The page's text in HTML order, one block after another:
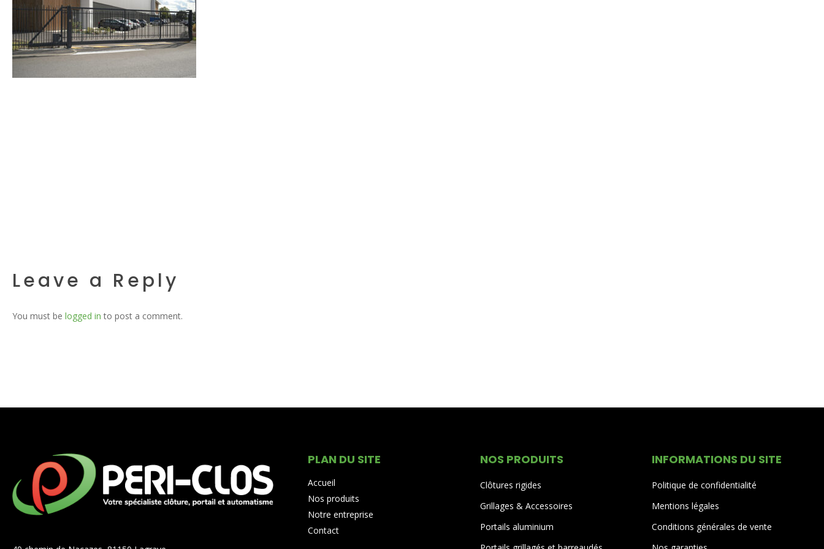
Leave a Reply
You must be logged in to post a comment.
PLAN DU SITE
Accueil
Nos produits
Notre entreprise
Contact
NOS PRODUITS
Clôtures rigides
Grillages & Accessoires
Portails aluminium
INFORMATIONS DU SITE
Politique de confidentialité
Mentions légales
Conditions générales de vente